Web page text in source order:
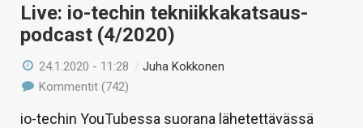
Live: io-techin tekniikkakatsaus-
podcast (4/2020)
24.1.2020 - 11:28 /Juha Kokkonen
Kommentit (742)
io-techin YouTubessa suorana lähetettävässä